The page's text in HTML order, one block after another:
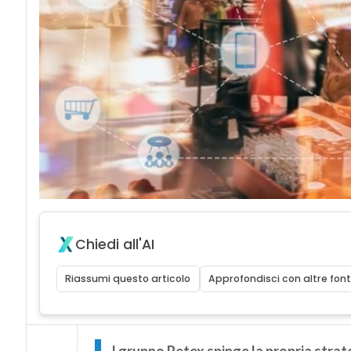
Chiedi all'AI
Riassumi questo articolo Approfondisci con altre